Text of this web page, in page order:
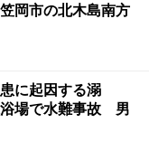
岡市の北木島南方
に起因する溺
場で水難事故 男